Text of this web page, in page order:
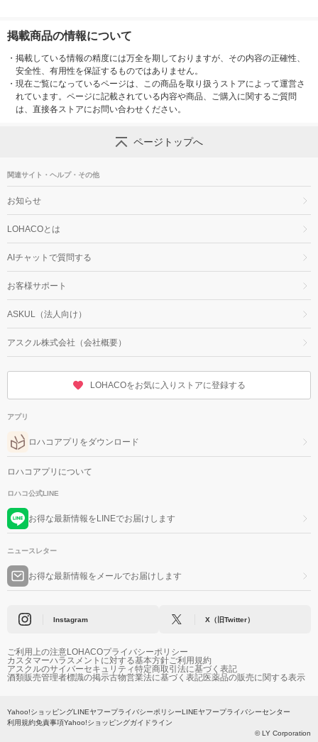
掲載商品の情報について
・ 掲載している情報の精度には万全を期しておりますが、その内容の正確性、
安全性、有用性を保証するものではありません。
・ 現在ご覧になっているページは、この商品を取り扱うストアによって運営さ
れています。ページに記載されている内容や商品、ご購入に関するご質問
は、直接各ストアにお問い合わせください。
ページトップへ
関連サイト・ヘルプ・その他
お知らせ
LOHACOとは
AIチャットで質問する
お客様サポート
ASKUL（法人向け）
アスクル株式会社（会社概要）
LOHACOをお気に入りストアに登録する
アプリ
ロハコアプリをダウンロード
ロハコアプリについて
ロハコ公式LINE
お得な最新情報をLINEでお届けします
ニュースレター
お得な最新情報をメールでお届けします
Instagram X（旧Twitter）
ご利用上の注意LOHACOプライバシーポリシー
カスタマーハラスメントに対する基本方針ご利用規約
アスクルのサイバーセキュリティ特定商取引法に基づく表記
酒類販売管理者標識の掲示古物営業法に基づく表記医薬品の販売に関する表示
Yahoo!ショッピングLINEヤフープライバシーポリシーLINEヤフープライバシーセンター
利用規約免責事項Yahoo!ショッピングガイドライン
© LY Corporation